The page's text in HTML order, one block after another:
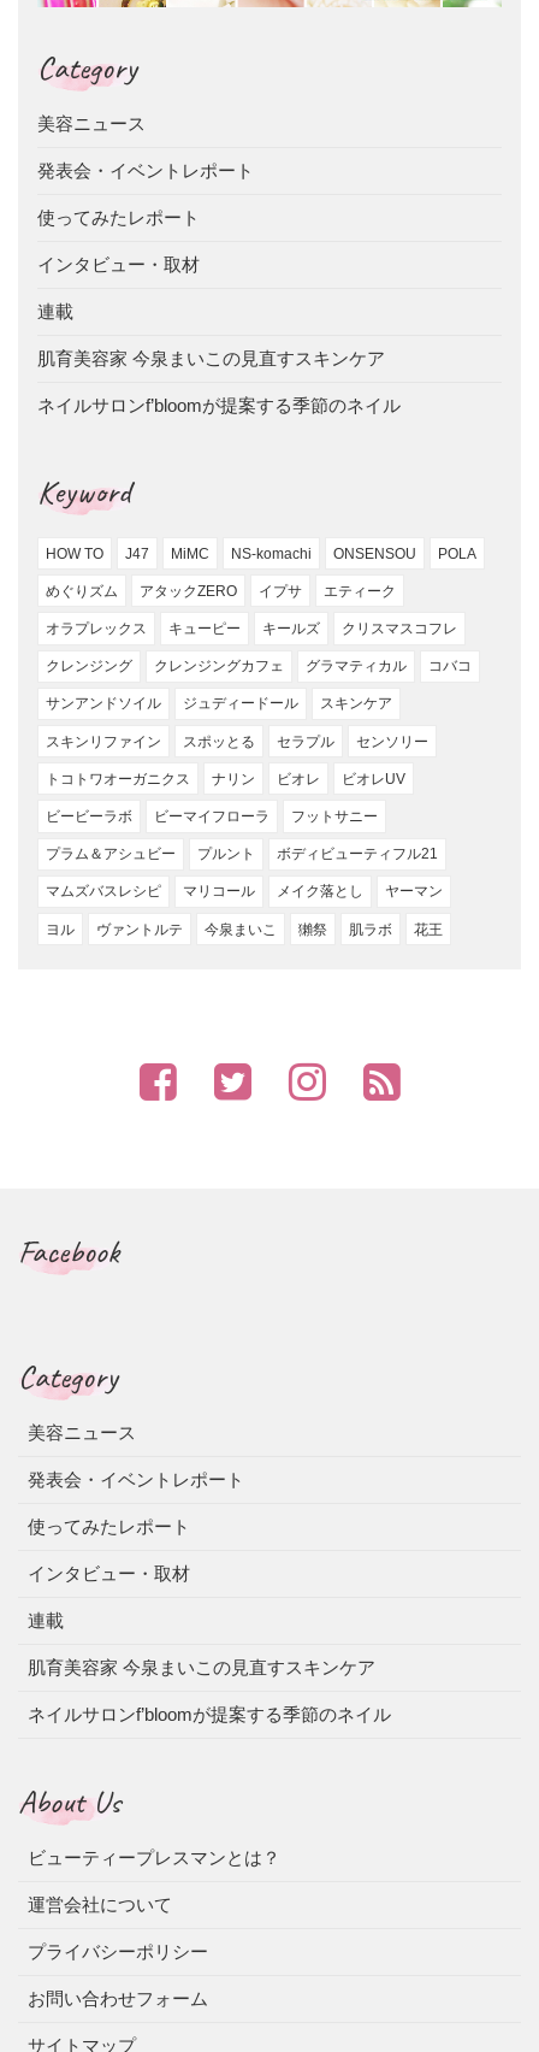
Category
美容ニュース
発表会・イベントレポート
使ってみたレポート
インタビュー・取材
連載
肌育美容家 今泉まいこの見直すスキンケア
ネイルサロンf’bloomが提案する季節のネイル
Keyword
HOW TO J47 MiMC NS-komachi ONSENSOU POLA
めぐりズム アタックZERO イプサ エティーク
オラプレックス キューピー キールズ クリスマスコフレ
クレンジング クレンジングカフェ グラマティカル コバコ
サンアンドソイル ジュディードール スキンケア
スキンリファイン スポッとる セラプル センソリー
トコトワオーガニクス ナリン ビオレ ビオレUV
ビービーラボ ビーマイフローラ フットサニー
プラム＆アシュビー プルント ボディビューティフル21
マムズバスレシピ マリコール メイク落とし ヤーマン
ヨル ヴァントルテ 今泉まいこ 獺祭 肌ラボ 花王
Facebook
Category
美容ニュース
発表会・イベントレポート
使ってみたレポート
インタビュー・取材
連載
肌育美容家 今泉まいこの見直すスキンケア
ネイルサロンf’bloomが提案する季節のネイル
About Us
ビューティープレスマンとは？
運営会社について
プライバシーポリシー
お問い合わせフォーム
サイトマップ